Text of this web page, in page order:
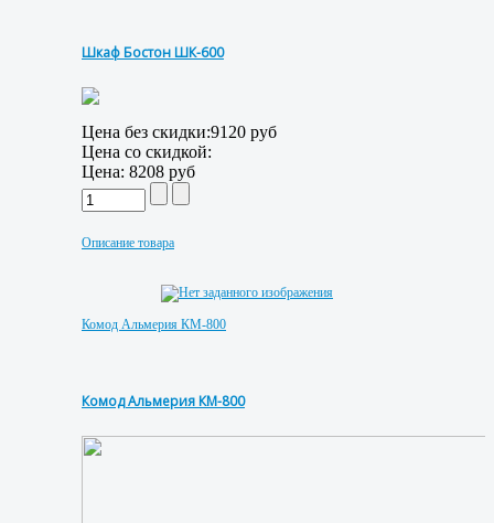
Шкаф Бостон ШК-600
Цена без скидки:9120 руб
Цена со скидкой:
Цена: 8208 руб
Описание товара
Комод Альмерия КМ-800
Комод Альмерия КМ-800